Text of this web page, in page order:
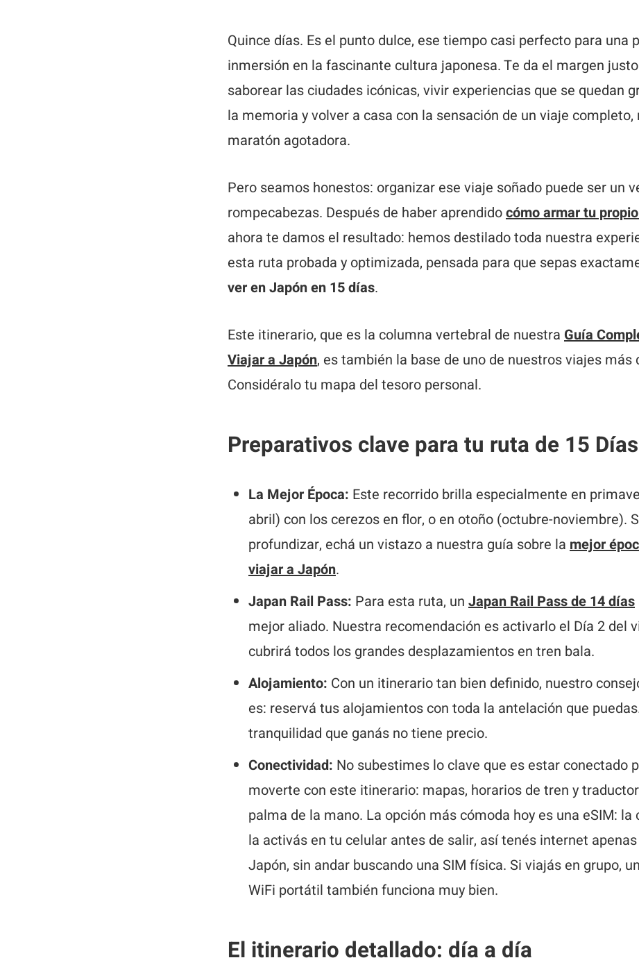
Quince días. Es el punto dulce, ese tiempo casi perfecto para una
inmersión en la fascinante cultura japonesa. Te da el margen
saborear las ciudades icónicas, vivir experiencias que se quedan
la memoria y volver a casa con la sensación de un viaje completo,
maratón agotadora.
Pero seamos honestos: organizar ese viaje soñado puede ser un
rompecabezas. Después de haber aprendidocómo armar tu
ahora te damos el resultado: hemos destilado toda nuestra
esta ruta probada y optimizada, pensada para que sepas
ver en Japón en 15 días.
Este itinerario, que es la columna vertebral de nuestra Guía
Viajar a Japón, es también la base de uno de nuestros viajes más
Considéralo tu mapa del tesoro personal.
Preparativos clave para tu ruta de 15 Días
La Mejor Época: Este recorrido brilla especialmente en
abril) con los cerezos en flor, o en otoño (octubre-noviembre).
profundizar, echá un vistazo a nuestra guía sobre la mejor
viajar a Japón.
Japan Rail Pass: Para esta ruta, un Japan Rail Pass de 14 días
mejor aliado. Nuestra recomendación es activarlo el Día 2 del
cubrirá todos los grandes desplazamientos en tren bala.
Alojamiento: Con un itinerario tan bien definido, nuestro
es: reservá tus alojamientos con toda la antelación que
tranquilidad que ganás no tiene precio.
Conectividad: No subestimes lo clave que es estar conectado
moverte con este itinerario: mapas, horarios de tren y
palma de la mano. La opción más cómoda hoy es una eSIM: la
la activás en tu celular antes de salir, así tenés internet
Japón, sin andar buscando una SIM física. Si viajás en grupo,
WiFi portátil también funciona muy bien.
El itinerario detallado: día a día